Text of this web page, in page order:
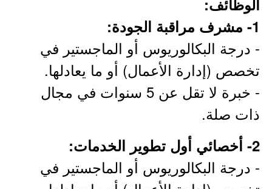
الوظائف:
1- مشرف مراقبة الجودة:
- درجة البكالوريوس أو الماجستير في
تخصص (إدارة الأعمال) أو ما يعادلها.
- خبرة لا تقل عن 5 سنوات في مجال
ذات صلة.
2- أخصائي أول تطوير الخدمات:
- درجة البكالوريوس أو الماجستير في